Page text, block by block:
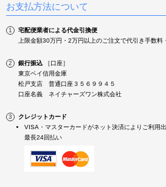
①クワトロバーストキャビプレミア（フェイス&痩身
イス&ボディの複合美容機器です。
②キャビリポ（キャビテーション）/ 人気のキャビテ
した！
ンが入荷しました。
商品の詳細はお気軽にお問い合わせ下さい。ご利用お
2019年1月4日 中古美容機器 入荷しました！
た！ 人気の3機能が搭載されています。
②伊藤超短波 シェイプEMSプロ（EMS）/ 中周波を
荷！早い者勝ちです。
2019年1月4日
明けましておめでとうございます
お支払方法について
宅配便業者による代金引換便
上限金額30万円・2万円以上のご注文で代引き手数料
銀行振込 ［口座］
東京ベイ信用金庫
松戸支店 普通口座３５６９９４５
口座名義 ネイチャーズワン株式会社
クレジットカード
VISA・マスターカードがネット決済によりご利用出
最長24回払い